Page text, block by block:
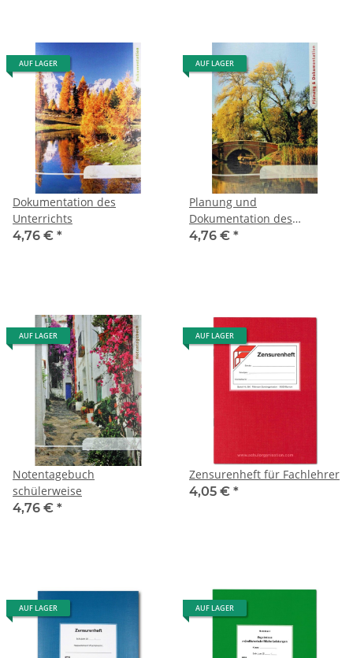
AUF LAGER
Dokumentation des
Unterrichts
4,76 € *
AUF LAGER
Planung und
Dokumentation des
Unterrichts
4,76 € *
AUF LAGER
Notentagebuch
schülerweise
4,76 € *
AUF LAGER
Zensurenheft für Fachlehrer
4,05 € *
AUF LAGER AUF LAGER